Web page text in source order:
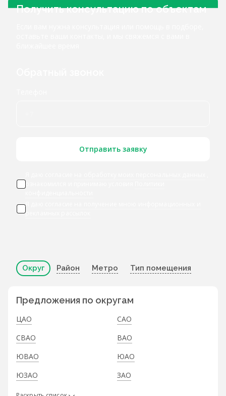
Получить консультацию по объектам
Отправить заявку
ознакомился и принимаю условия
Я даю
рекламных рассылок
Округ Район Метро Тип помещения
Предложения по округам
ЦАО
САО
СВАО
ВАО
ЮВАО
ЮАО
ЮЗАО
ЗАО